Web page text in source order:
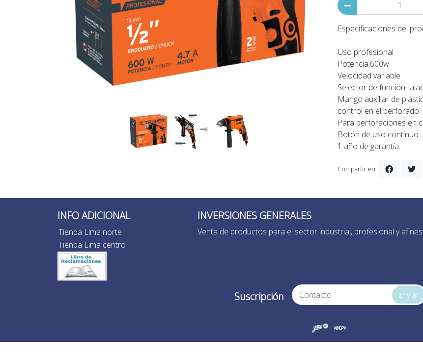
Especificaciones del
Uso profesional
Potencia:600w
Velocidad variable
Selector de función
Mango auxiliar de
control en el perforado.
Para perforaciones en
Botón de uso continuo.
1 año de garantía.
Compartir en:
INFO ADICIONAL
Tienda Lima norte
Tienda Lima centro
INVERSIONES GENERALES
Venta de productos para el sector industrial, profesional y afines.
Suscripción Enviar